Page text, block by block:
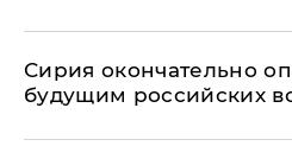
Сирия окончательно
будущим российских